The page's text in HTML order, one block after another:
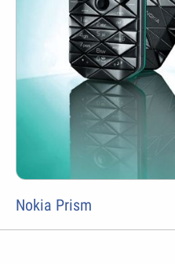
Nokia Prism